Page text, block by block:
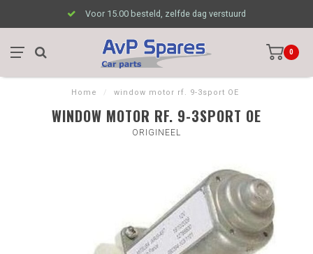
Voor 15.00 besteld, zelfde dag verstuurd
0
Home / window motor rf. 9-3sport OE
WINDOW MOTOR RF. 9-3SPORT OE
ORIGINEEL